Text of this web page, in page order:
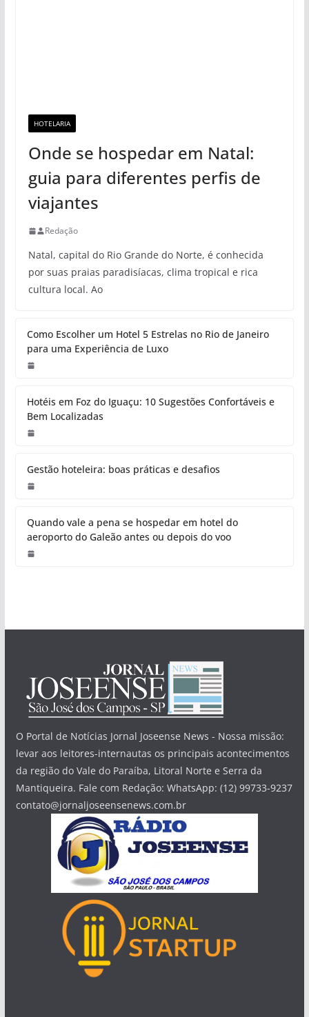
HOTELARIA
Onde se hospedar em Natal:
guia para diferentes perfis de
viajantes
Redação
Natal, capital do Rio Grande do Norte, é conhecida
por suas praias paradisíacas, clima tropical e rica
cultura local. Ao
Como Escolher um Hotel 5 Estrelas no Rio de Janeiro
para uma Experiência de Luxo
Hotéis em Foz do Iguaçu: 10 Sugestões Confortáveis e
Bem Localizadas
Gestão hoteleira: boas práticas e desafios
Quando vale a pena se hospedar em hotel do
aeroporto do Galeão antes ou depois do voo
O Portal de Notícias Jornal Joseense News - Nossa missão:
levar aos leitores-internautas os principais acontecimentos
da região do Vale do Paraíba, Litoral Norte e Serra da
Mantiqueira. Fale com Redação: WhatsApp: (12) 99733-9237
contato@jornaljoseensenews.com.br